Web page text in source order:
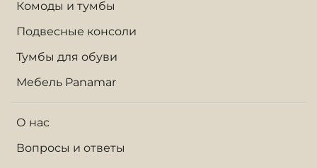
Комоды и тумбы
Подвесные консоли
Тумбы для обуви
Мебель Panamar
О нас
Вопросы и ответы